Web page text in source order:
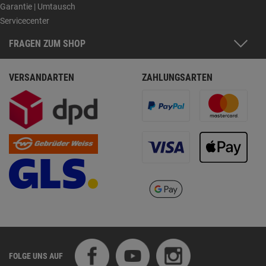
Garantie | Umtausch
Servicecenter
FRAGEN ZUM SHOP
VERSANDARTEN ZAHLUNGSARTEN
FOLGE UNS AUF